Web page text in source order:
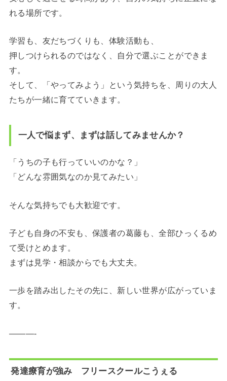
れる場所です。
学習も、友だちづくりも、体験活動も、
押しつけられるのではなく、自分で選ぶことができま
す。
そして、「やってみよう」という気持ちを、周りの大人
たちが一緒に育てていきます。
一人で悩まず、まずは話してみませんか？
「うちの子も行っていいのかな？」
「どんな雰囲気なのか見てみたい」
そんな気持ちでも大歓迎です。
子ども自身の不安も、保護者の葛藤も、全部ひっくるめ
て受けとめます。
まずは見学・相談からでも大丈夫。
一歩を踏み出したその先に、新しい世界が広がっていま
す。
———-
発達療育が強み フリースクールこうぇる